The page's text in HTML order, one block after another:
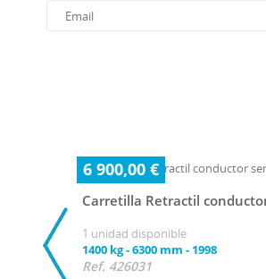
6 900,00 €
Carretilla Retractil
1 unidad disponible
1400 kg-6300 mm - 1998
Ref. 426031